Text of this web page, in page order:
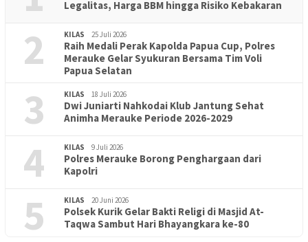
Legalitas, Harga BBM hingga Risiko Kebakaran
2 KILAS 25 Juli 2026
Raih Medali Perak Kapolda Papua Cup, Polres
Merauke Gelar Syukuran Bersama Tim Voli
Papua Selatan
3 KILAS 18 Juli 2026
Dwi Juniarti Nahkodai Klub Jantung Sehat
Animha Merauke Periode 2026-2029
4 KILAS 9 Juli 2026
Polres Merauke Borong Penghargaan dari
Kapolri
5 KILAS 20 Juni 2026
Polsek Kurik Gelar Bakti Religi di Masjid At-
Taqwa Sambut Hari Bhayangkara ke-80
PENDIDIKAN 18 Juni 2026
Lepas Puluhan Peserta Didik, TK Yapis 2 Merauke Siapkan